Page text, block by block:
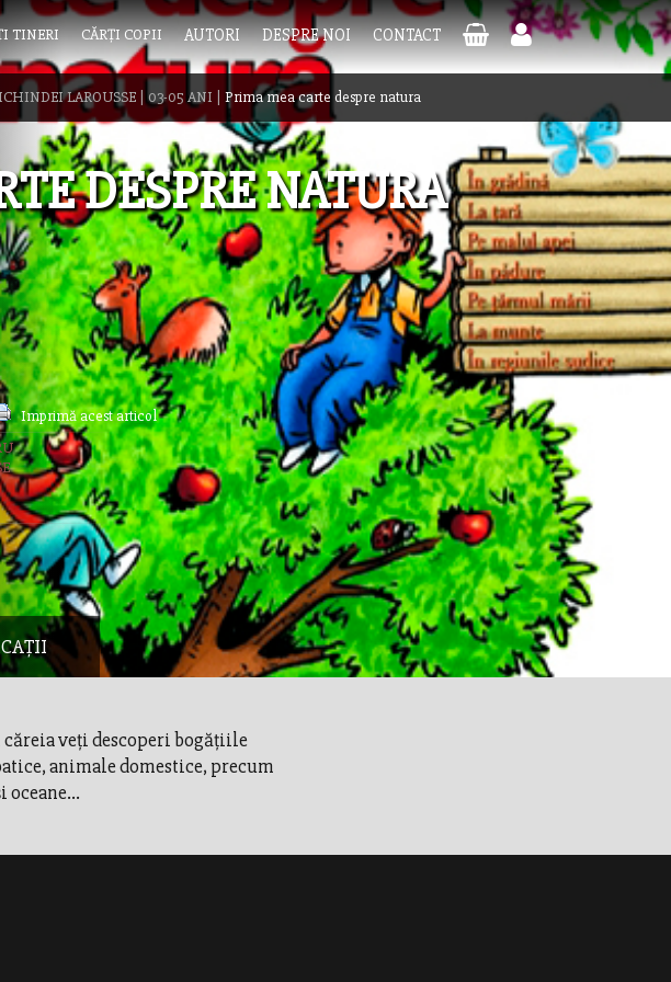
TINERI CĂRȚI COPII AUTORI DESPRE NOI CONTACT
LAROUSSE 03-05 ANI Prima mea carte despre natura
DESPRE NATURA
Imprimă acest articol
veţi descoperi bogăţiile
animale domestice, precum